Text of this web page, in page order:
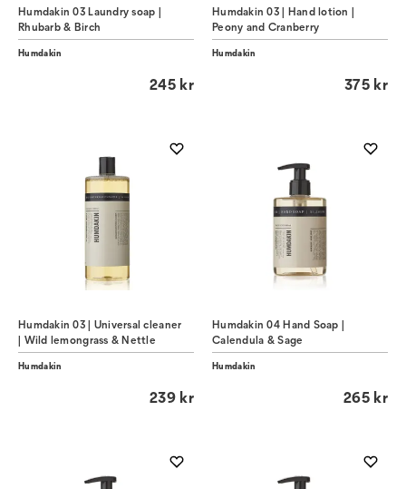
Humdakin 03 Laundry soap |
Rhubarb & Birch
Humdakin
245 kr
Humdakin 03 | Hand lotion |
Peony and Cranberry
Humdakin
375 kr
Humdakin 03 | Universal cleaner
| Wild lemongrass & Nettle
Humdakin
239 kr
Humdakin 04 Hand Soap |
Calendula & Sage
Humdakin
265 kr